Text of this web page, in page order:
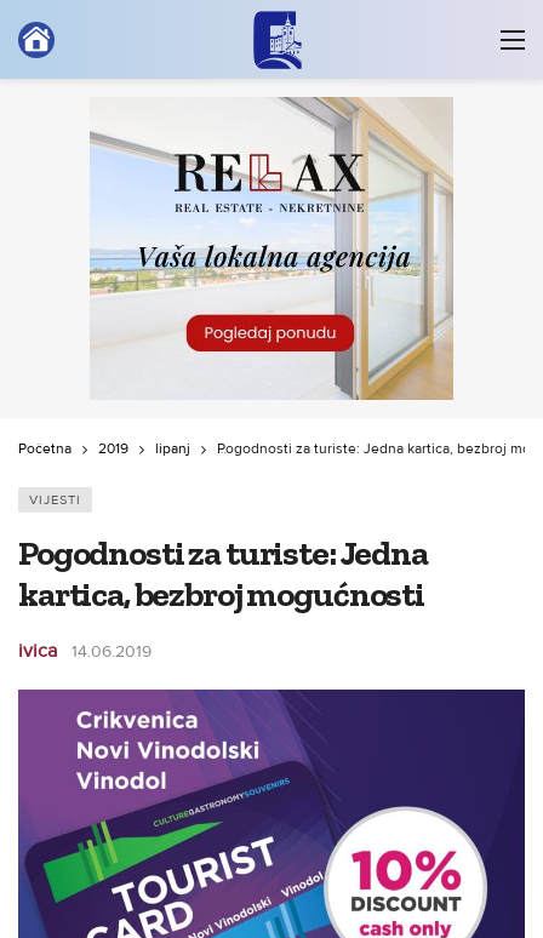
Početna 2019 lipanj Pogodnosti za turiste: Jedna kartica, bezbroj
VIJESTI
Pogodnosti za turiste: Jedna
kartica, bezbroj mogućnosti
ivica 14.06.2019